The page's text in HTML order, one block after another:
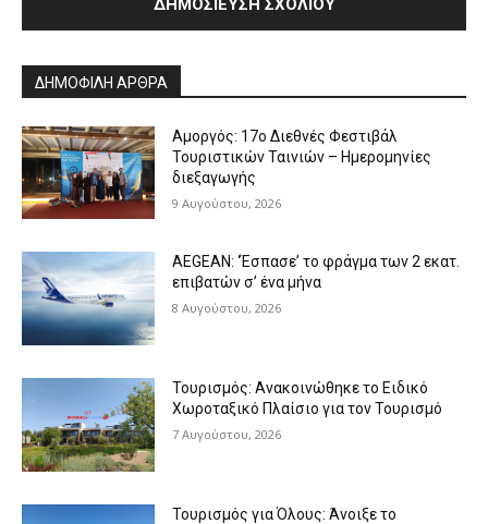
ΔΗΜΟΦΙΛΗ ΑΡΘΡΑ
Αμοργός: 17ο Διεθνές Φεστιβάλ
Τουριστικών Ταινιών – Ημερομηνίες
διεξαγωγής
9 Αυγούστου, 2026
AEGEAN: ‘Έσπασε’ το φράγμα των 2 εκατ.
επιβατών σ’ ένα μήνα
8 Αυγούστου, 2026
Τουρισμός: Ανακοινώθηκε το Ειδικό
Χωροταξικό Πλαίσιο για τον Τουρισμό
7 Αυγούστου, 2026
Τουρισμός για Όλους: Άνοιξε το